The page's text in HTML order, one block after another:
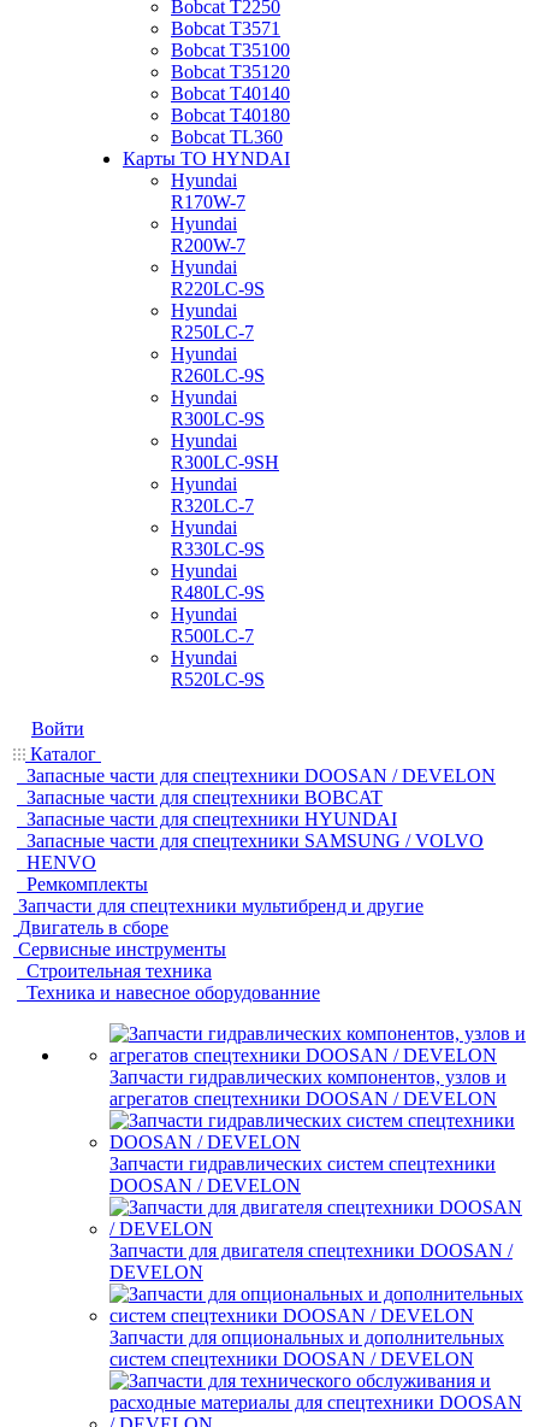
Bobcat Т2250
Bobcat Т3571
Bobcat Т35100
Bobcat Т35120
Bobcat Т40140
Bobcat Т40180
Bobcat ТL360
Карты ТО HYNDAI
Hyundai
R170W-7
Hyundai
R200W-7
Hyundai
R220LC-9S
Hyundai
R250LC-7
Hyundai
R260LC-9S
Hyundai
R300LC-9S
Hyundai
R300LC-9SH
Hyundai
R320LC-7
Hyundai
R330LC-9S
Hyundai
R480LC-9S
Hyundai
R500LC-7
Hyundai
R520LC-9S
Войти
Каталог
Запасные части для спецтехники DOOSAN / DEVELON
Запасные части для спецтехники BOBCAT
Запасные части для спецтехники HYUNDAI
Запасные части для спецтехники SAMSUNG / VOLVO
HENVO
Ремкомплекты
Запчасти для спецтехники мультибренд и другие
Двигатель в сборе
Сервисные инструменты
Строительная техника
Техника и навесное оборудованние
Запчасти гидравлических компонентов, узлов и
агрегатов спецтехники DOOSAN / DEVELON
Запчасти гидравлических систем спецтехники
DOOSAN / DEVELON
Запчасти для двигателя спецтехники DOOSAN /
DEVELON
Запчасти для опциональных и дополнительных
систем спецтехники DOOSAN / DEVELON